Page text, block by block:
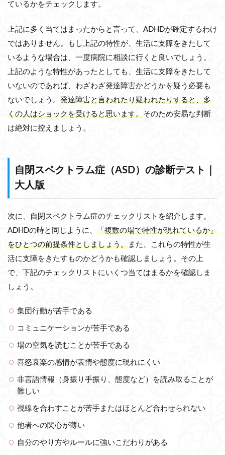
ているかをチェックします。
上記に多く当てはまったからと言って、ADHDが確定するわけ
ではありません。もし上記の特性が、生活に支障をきたして
いるような場合は、一度病院に相談に行くと良いでしょう。
上記のような特性があったとしても、生活に支障をきたして
いないのであれば、わざわざ発達障害かどうかを疑う必要も
ないでしょう。 発達障害と言われたり疑われたりすると、多
くの人はショックを受けると思います。そのため安易な判断
は絶対に控えましょう。
自閉スペクトラム症（ASD）の診断テスト｜
大人版
次に、自閉スペクトラム症のチェックリストを紹介します。
ADHDの時と同じように、 「複数の場で特性が現れているか」
をひとつの前提条件としましょう。 また、これらの特性が生
活に支障をきたすものかどうかも確認しましょう。その上
で、下記のチェックリストにいくつ当てはまるかを確認しま
しょう。
集団行動が苦手である
コミュニケーションが苦手である
場の空気を読むことが苦手である
喜怒哀楽の感情が表情や態度に現れにくい
非言語情報（身振り手振り、態度など）を読み取ることが
難しい
視線を合わすことが苦手またはほとんど合わせられない
他者への関心が薄い
自分のやり方やルールに強いこだわりがある